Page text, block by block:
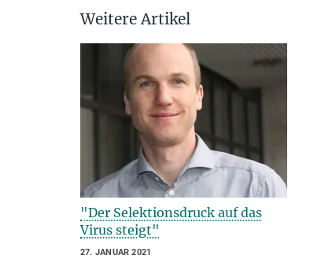
Weitere Artikel
"Der Selektionsdruck auf das
Virus steigt"
27. JANUAR 2021